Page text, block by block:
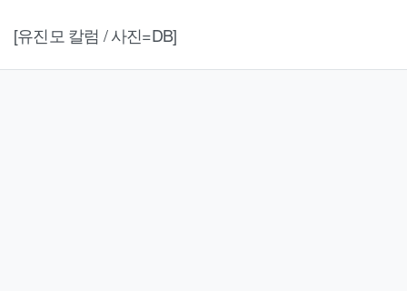
[유진모 칼럼 / 사진=DB]